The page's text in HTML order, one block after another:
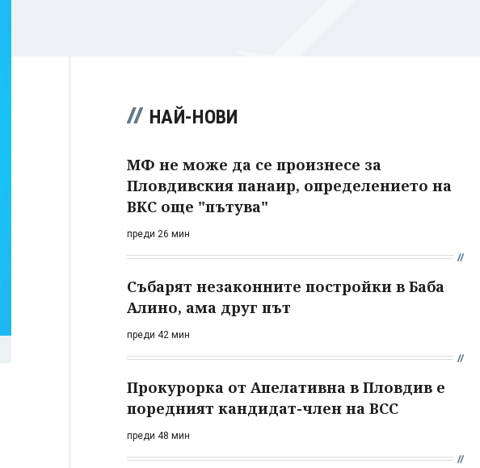
НАЙ-НОВИ
МФ не може да се произнесе за
Пловдивския панаир, определението на
ВКС още "пътува"
преди 26 мин
Събарят незаконните постройки в Баба
Алино, ама друг път
преди 42 мин
Прокурорка от Апелативна в Пловдив е
поредният кандидат-член на ВСС
преди 48 мин